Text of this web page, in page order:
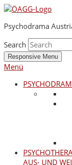
Psychodrama
Search
Responsive Menu
Menü
AUS- UND